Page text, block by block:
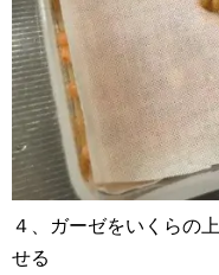
４、ガーゼをいくらの
せる